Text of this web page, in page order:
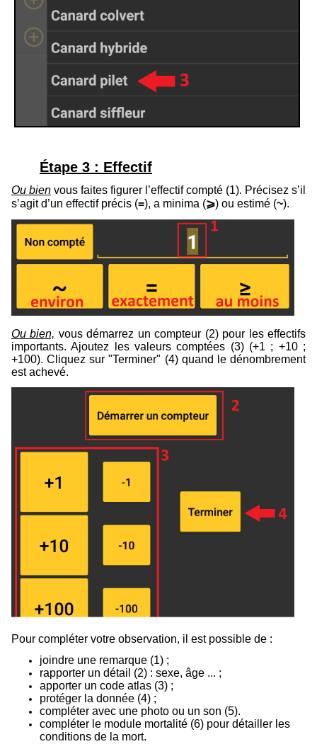
Étape 3 : Effectif
Ou bien vous faites figurer l’effectif compté (1). Précisez s’il
s’agit d’un effectif précis (=), a minima (⩾) ou estimé (~).
Ou bien, vous démarrez un compteur (2) pour les effectifs
importants. Ajoutez les valeurs comptées (3) (+1 ; +10 ;
+100). Cliquez sur "Terminer" (4) quand le dénombrement
est achevé.
Pour compléter votre observation, il est possible de :
joindre une remarque (1) ;
rapporter un détail (2) : sexe, âge ... ;
apporter un code atlas (3) ;
protéger la donnée (4) ;
compléter avec une photo ou un son (5).
compléter le module mortalité (6) pour détailler les
conditions de la mort.